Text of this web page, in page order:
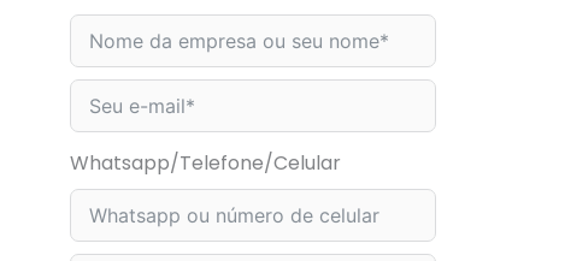
Whatsapp/Telefone/Celular